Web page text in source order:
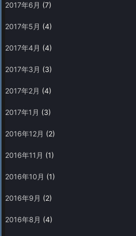
2017年6月 (7)
2017年5月 (4)
2017年4月 (4)
2017年3月 (3)
2017年2月 (4)
2017年1月 (3)
2016年12月 (2)
2016年11月 (1)
2016年10月 (1)
2016年9月 (2)
2016年8月 (4)